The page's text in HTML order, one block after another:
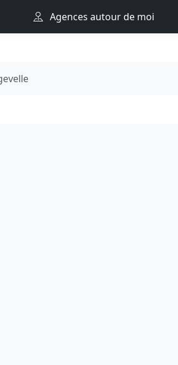
Agences autour de moi